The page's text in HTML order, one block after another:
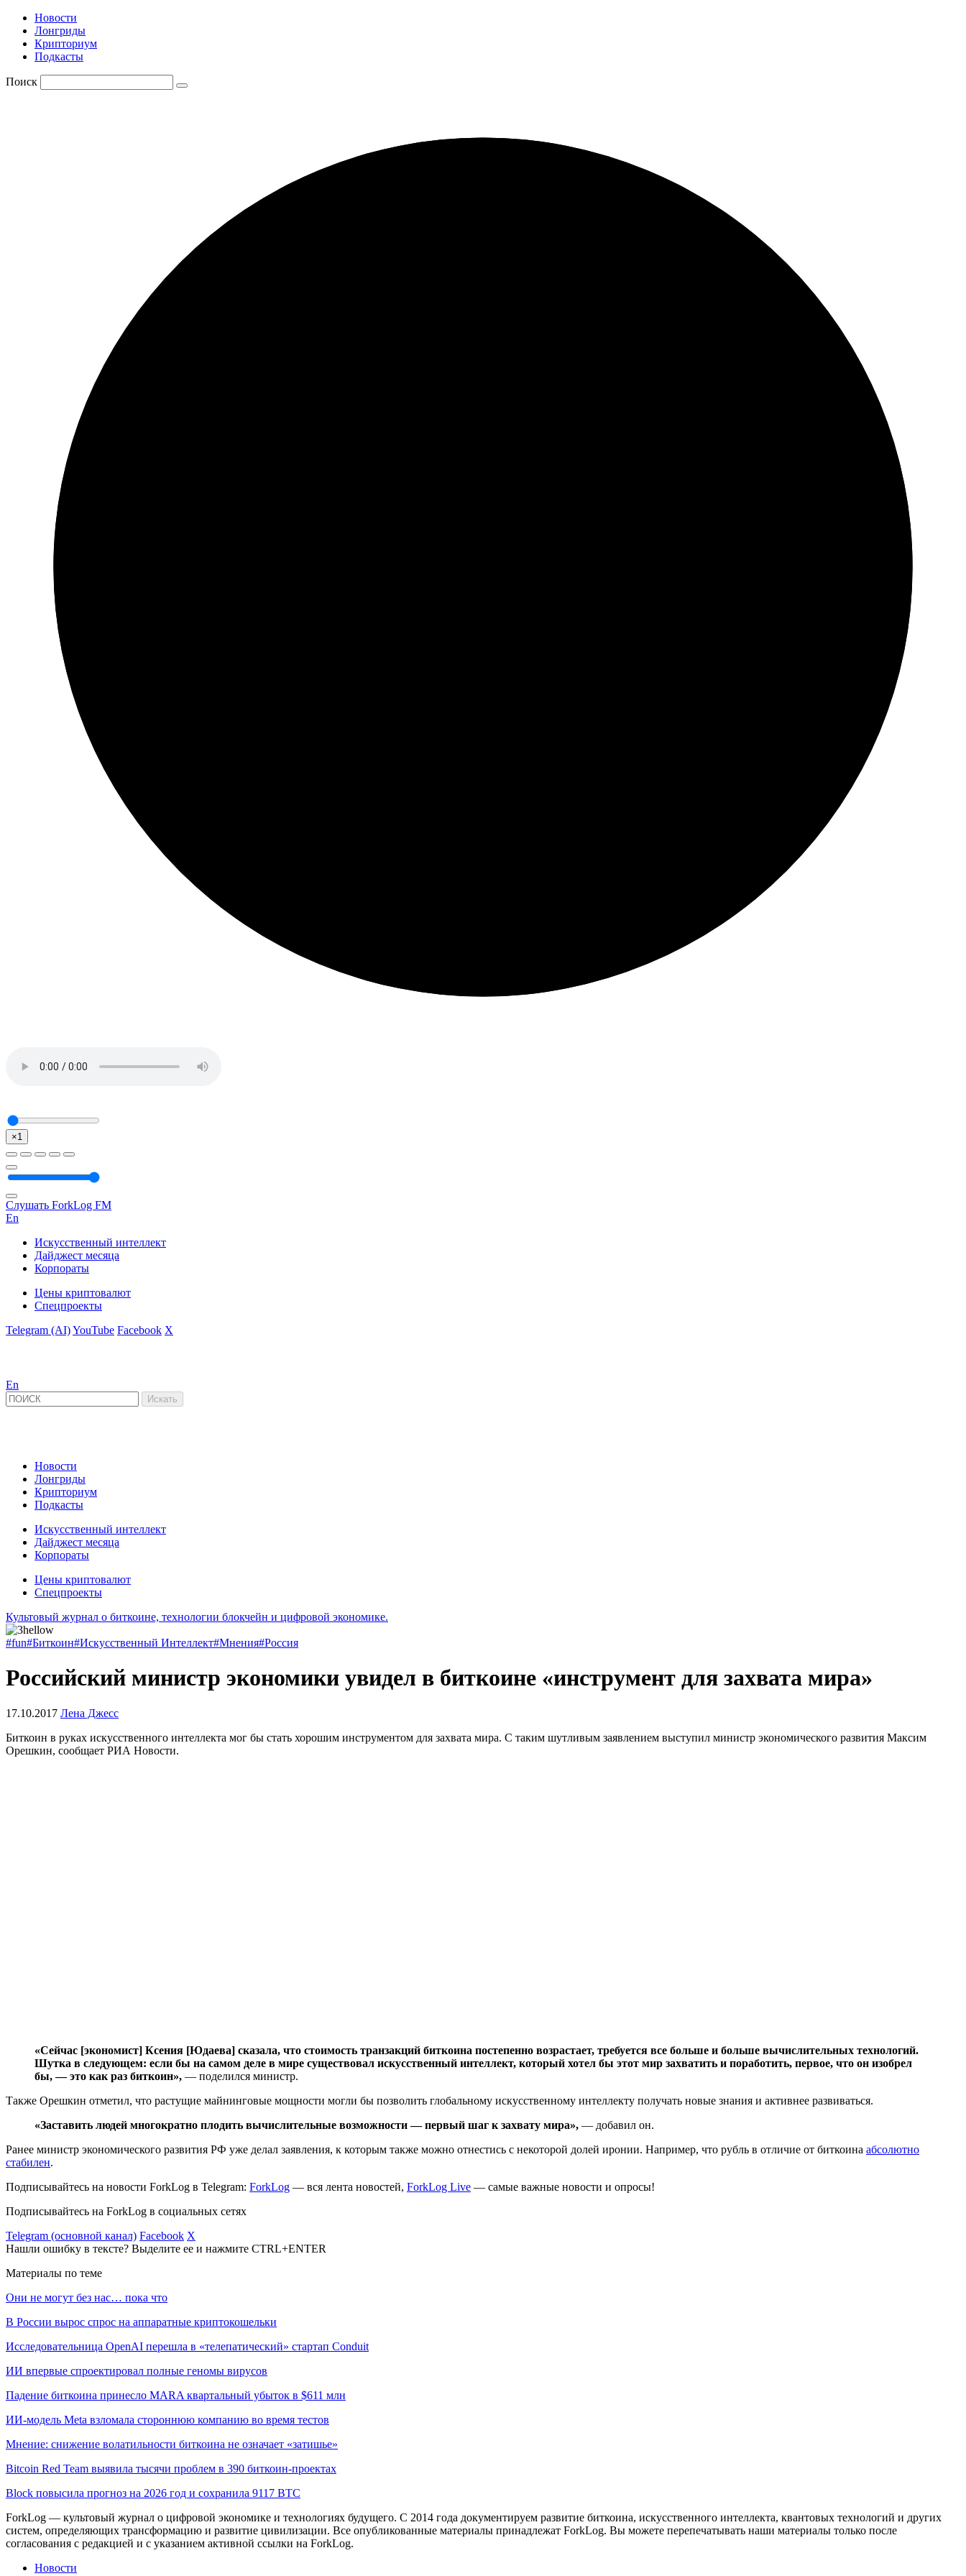
Новости
Лонгриды
Крипториум
Подкасты
Поиск
×1
Слушать ForkLog FM
En
Искусственный интеллект
Дайджест месяца
Корпораты
Цены криптовалют
Спецпроекты
Telegram (AI)YouTube Facebook X
En
Новости
Лонгриды
Крипториум
Подкасты
Искусственный интеллект
Дайджест месяца
Корпораты
Цены криптовалют
Спецпроекты
Культовый журнал о биткоине, технологии блокчейн и цифровой экономике.
#fun#Биткоин#Искусственный Интеллект#Мнения#Россия
Российский министр экономики увидел в биткоине «инструмент для захвата мира»
17.10.2017 Лена Джесс
Биткоин в руках искусственного интеллекта мог бы стать хорошим инструментом для захвата мира. С таким шутливым заявлением выступил министр экономического развития Максим
Орешкин, сообщает РИА Новости.
«Сейчас [экономист] Ксения [Юдаева] сказала, что стоимость транзакций биткоина постепенно возрастает, требуется все больше и больше вычислительных технологий.
Шутка в следующем: если бы на самом деле в мире существовал искусственный интеллект, который хотел бы этот мир захватить и поработить, первое, что он изобрел
бы, — это как раз биткоин», — поделился министр.
Также Орешкин отметил, что растущие майнинговые мощности могли бы позволить глобальному искусственному интеллекту получать новые знания и активнее развиваться.
«Заставить людей многократно плодить вычислительные возможности — первый шаг к захвату мира», — добавил он.
Ранее министр экономического развития РФ уже делал заявления, к которым также можно отнестись с некоторой долей иронии. Например, что рубль в отличие от биткоина абсолютно
стабилен.
Подписывайтесь на новости ForkLog в Telegram: ForkLog — вся лента новостей, ForkLog Live — самые важные новости и опросы!
Подписывайтесь на ForkLog в социальных сетях
Telegram (основной канал) Facebook X
Нашли ошибку в тексте? Выделите ее и нажмите CTRL+ENTER
Материалы по теме
Они не могут без нас… пока что
В России вырос спрос на аппаратные криптокошельки
Исследовательница OpenAI перешла в «телепатический» стартап Conduit
ИИ впервые спроектировал полные геномы вирусов
Падение биткоина принесло MARA квартальный убыток в $611 млн
ИИ-модель Meta взломала стороннюю компанию во время тестов
Мнение: снижение волатильности биткоина не означает «затишье»
Bitcoin Red Team выявила тысячи проблем в 390 биткоин-проектах
Block повысила прогноз на 2026 год и сохранила 9117 BTC
ForkLog — культовый журнал о цифровой экономике и технологиях будущего. С 2014 года документируем развитие биткоина, искусственного интеллекта, квантовых технологий и других
систем, определяющих трансформацию и развитие цивилизации. Все опубликованные материалы принадлежат ForkLog. Вы можете перепечатывать наши материалы только после
согласования с редакцией и с указанием активной ссылки на ForkLog.
Новости